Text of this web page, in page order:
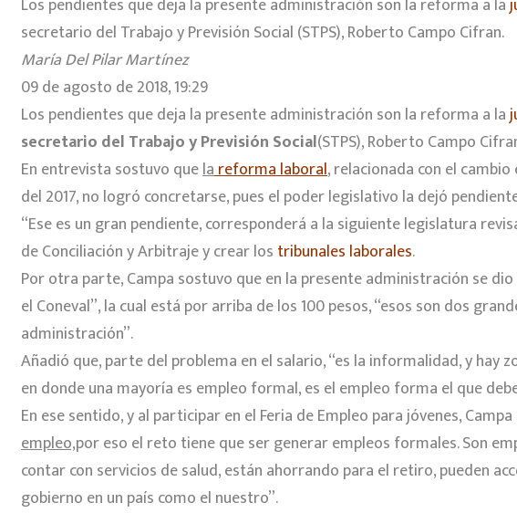
secretario del Trabajo y Previsión Social (STPS), Roberto Campo Cifran.
María Del Pilar Martínez
09 de agosto de 2018, 19:29
Los pendientes que deja la presente administración son la reforma a la
secretario del Trabajo y Previsión Social(STPS), Roberto Campo
En entrevista sostuvo quelareforma laboral, relacionada con el
del 2017, no logró concretarse, pues el poder legislativo la dejó
“Ese es un gran pendiente, corresponderá a la siguiente legislatura
de Conciliación y Arbitraje y crear los tribunales laborales.
Por otra parte, Campa sostuvo que en la presente administración se
el Coneval”, la cual está por arriba de los 100 pesos, “esos son dos
administración”.
Añadió que, parte del problema en el salario, “es la informalidad, y
en donde una mayoría es empleo formal, es el empleo forma el que
En ese sentido, y al participar en el Feria de Empleo para jóvenes,
empleo,por eso el reto tiene que ser generar empleos formales. Son
contar con servicios de salud, están ahorrando para el retiro, pueden
gobierno en un país como el nuestro”.